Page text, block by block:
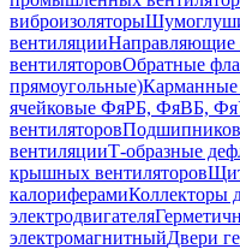
виброизоляторы
вентиляцииНаправляющие
вентиляторовОбратные
прямоугольные)Карманные
ячейковые ФяРБ, ФяВБ,
вентиляторов
вентиляцииТ-образные
крышных вентиляторов
калориферамиКоллекторы
электродвигателя
электромагнитныйДвери